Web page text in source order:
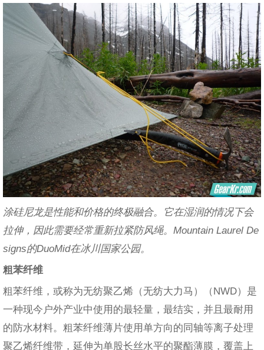
涂硅尼龙是性能和价格的终极融合。它在湿润的情况下会
拉伸，因此需要经常重新拉紧防风绳。Mountain Laurel De
signs的DuoMid在冰川国家公园。
粗苯纤维
粗苯纤维，或称为无纺聚乙烯（无纺大力马）（NWD）是
一种现今户外产业中使用的最轻量，最结实，并且最耐用
的防水材料。粗苯纤维薄片使用单方向的同轴等离子处理
聚乙烯纤维带，延伸为单股长丝水平的聚酯薄膜，覆盖上